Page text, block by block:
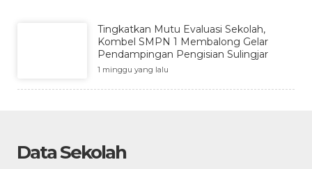
Tingkatkan Mutu Evaluasi Sekolah,
Kombel SMPN 1 Membalong Gelar
Pendampingan Pengisian Sulingjar
1 minggu yang lalu
Data Sekolah